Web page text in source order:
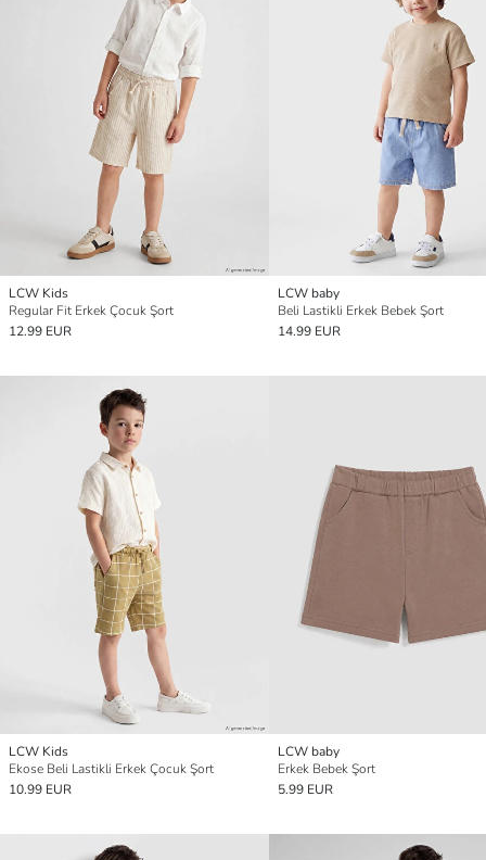
LCW Kids
Regular Fit Erkek Çocuk Şort
12.99 EUR
LCW baby
Beli Lastikli Erkek Bebek Şort
14.99 EUR
LCW Kids
Ekose Beli Lastikli Erkek Çocuk Şort
10.99 EUR
LCW baby
Erkek Bebek Şort
5.99 EUR